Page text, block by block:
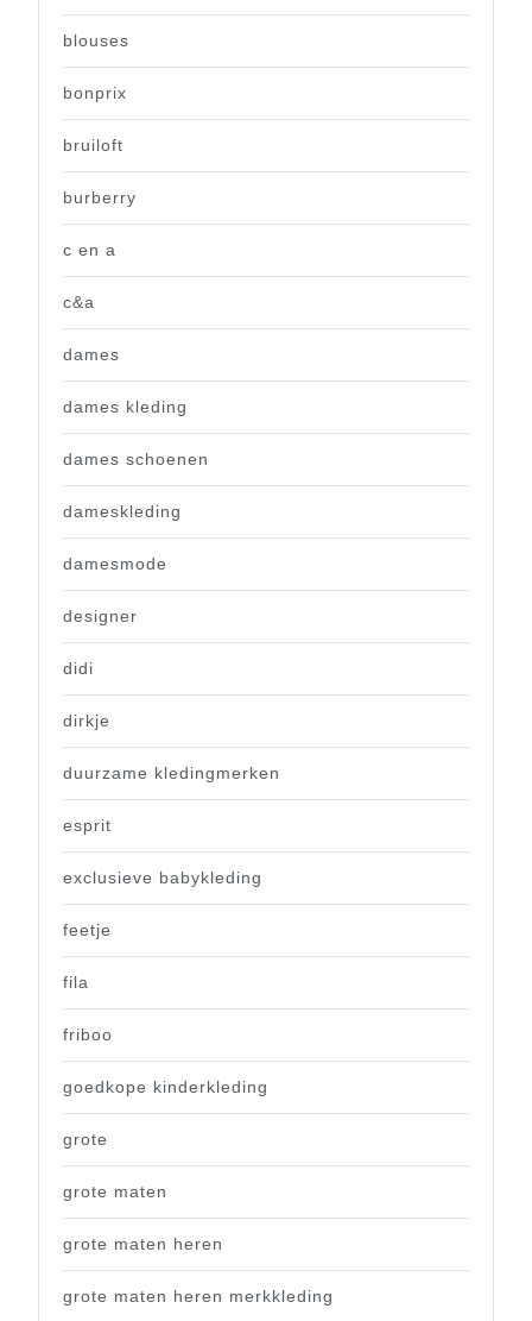
blouses
bonprix
bruiloft
burberry
c en a
c&a
dames
dames kleding
dames schoenen
dameskleding
damesmode
designer
didi
dirkje
duurzame kledingmerken
esprit
exclusieve babykleding
feetje
fila
friboo
goedkope kinderkleding
grote
grote maten
grote maten heren
grote maten heren merkkleding